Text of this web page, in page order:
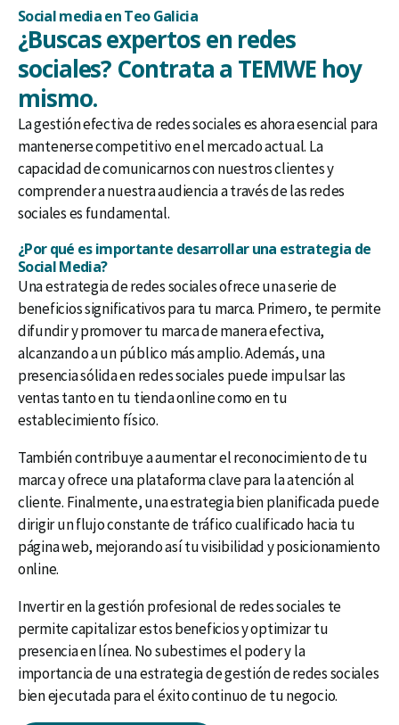
Social media en Teo Galicia
¿Buscas expertos en redes
sociales? Contrata a TEMWE hoy
mismo.
La gestión efectiva de redes sociales es ahora esencial para
mantenerse competitivo en el mercado actual. La
capacidad de comunicarnos con nuestros clientes y
comprender a nuestra audiencia a través de las redes
sociales es fundamental.
¿Por qué es importante desarrollar una estrategia de
Social Media?
Una estrategia de redes sociales ofrece una serie de
beneficios significativos para tu marca. Primero, te permite
difundir y promover tu marca de manera efectiva,
alcanzando a un público más amplio. Además, una
presencia sólida en redes sociales puede impulsar las
ventas tanto en tu tienda online como en tu
establecimiento físico.
También contribuye a aumentar el reconocimiento de tu
marca y ofrece una plataforma clave para la atención al
cliente. Finalmente, una estrategia bien planificada puede
dirigir un flujo constante de tráfico cualificado hacia tu
página web, mejorando así tu visibilidad y posicionamiento
online.
Invertir en la gestión profesional de redes sociales te
permite capitalizar estos beneficios y optimizar tu
presencia en línea. No subestimes el poder y la
importancia de una estrategia de gestión de redes sociales
bien ejecutada para el éxito continuo de tu negocio.